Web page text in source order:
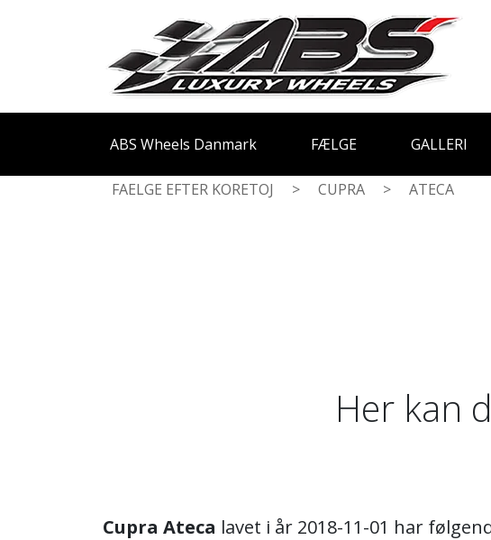
ABS Wheels Danmark FÆLGE GALLERI
FAELGE EFTER KORETOJ > CUPRA > ATECA
Her kan
Cupra Ateca lavet i år 2018-11-01 har